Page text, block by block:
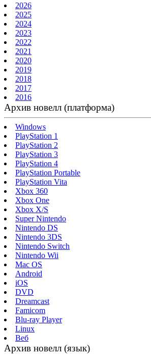
2026
2025
2024
2023
2022
2021
2020
2019
2018
2017
2016
Архив новелл (платформа)
Windows
PlayStation 1
PlayStation 2
PlayStation 3
PlayStation 4
PlayStation Portable
PlayStation Vita
Xbox 360
Xbox One
Xbox X/S
Super Nintendo
Nintendo DS
Nintendo 3DS
Nintendo Switch
Nintendo Wii
Mac OS
Android
iOS
DVD
Dreamcast
Famicom
Blu-ray Player
Linux
Веб
Архив новелл (язык)